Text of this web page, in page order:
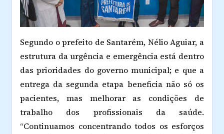
Segundo o prefeito de Santarém, Nélio Aguiar, a
estrutura da urgência e emergência está dentro
das prioridades do governo municipal; e que a
entrega da segunda etapa beneficia não só os
pacientes, mas melhorar as condições de
trabalho dos profissionais da saúde.
“Continuamos concentrando todos os esforços